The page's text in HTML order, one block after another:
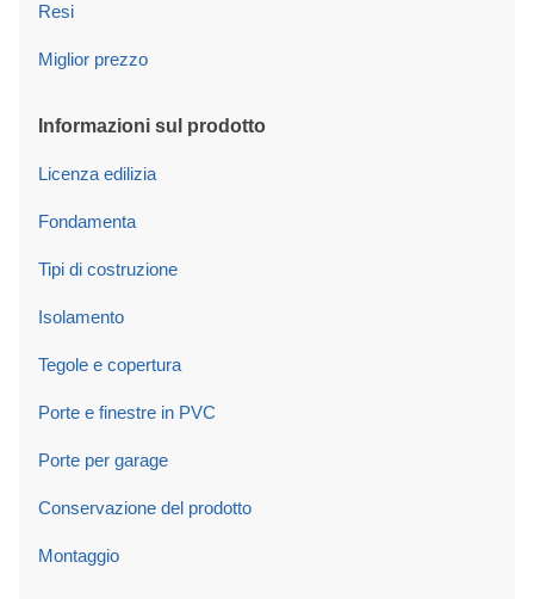
Resi
Miglior prezzo
Informazioni sul prodotto
Licenza edilizia
Fondamenta
Tipi di costruzione
Isolamento
Tegole e copertura
Porte e finestre in PVC
Porte per garage
Conservazione del prodotto
Montaggio